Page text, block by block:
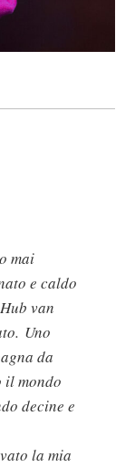
mai
e caldo
van
Uno
da
mondo
decine e
la mia